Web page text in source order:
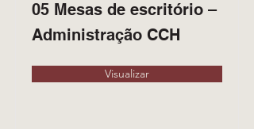
05 Mesas de escritório –
Administração CCH
Visualizar